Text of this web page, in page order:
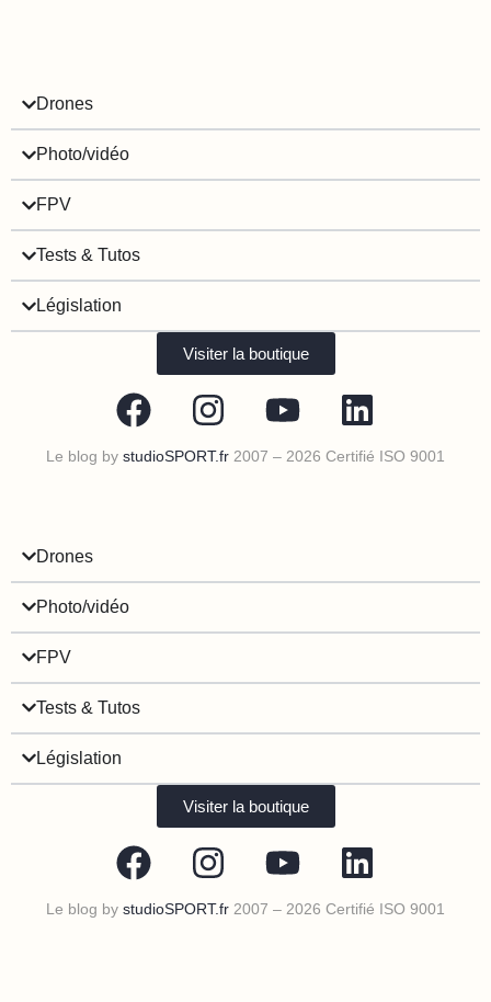
Drones
Photo/vidéo
FPV
Tests & Tutos
Législation
Visiter la boutique
Le blog by studioSPORT.fr 2007 – 2026 Certifié ISO 9001
Drones
Photo/vidéo
FPV
Tests & Tutos
Législation
Visiter la boutique
Le blog by studioSPORT.fr 2007 – 2026 Certifié ISO 9001